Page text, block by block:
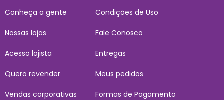
Conheça a gente
Nossas lojas
Acesso lojista
Quero revender
Vendas corporativas
Condições de Uso
Fale Conosco
Entregas
Meus pedidos
Formas de Pagamento